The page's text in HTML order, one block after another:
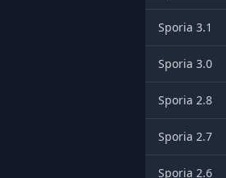
Sporia 3.1
Sporia 3.0
Sporia 2.8
Sporia 2.7
Sporia 2.6